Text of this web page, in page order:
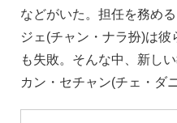
などがいた。担任を務め
ジェ(チャン・ナラ扮)は
も失敗。そんな中、新し
カン・セチャン(チェ・ダ